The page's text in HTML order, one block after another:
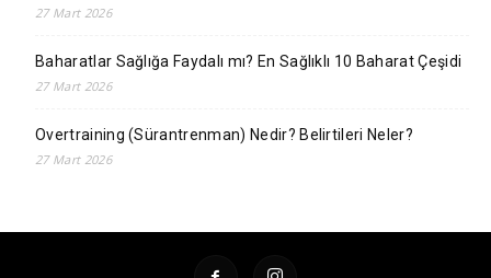
27 Mart 2026
Baharatlar Sağlığa Faydalı mı? En Sağlıklı 10 Baharat Çeşidi
27 Mart 2026
Overtraining (Sürantrenman) Nedir? Belirtileri Neler?
27 Mart 2026